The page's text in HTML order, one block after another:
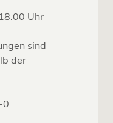
Uhr
sind
der
0